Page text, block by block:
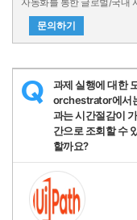
문의하기
Q
과제 실행에 대한
orchestrator에서
과는 시간절감이
간으로 조회할 수
할까요?